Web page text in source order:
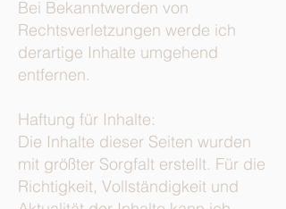
Bei Bekanntwerden von
Rechtsverletzungen werde ich
derartige Inhalte umgehend
entfernen.
Haftung für Inhalte:
Die Inhalte dieser Seiten wurden
mit größter Sorgfalt erstellt. Für die
Richtigkeit, Vollständigkeit und